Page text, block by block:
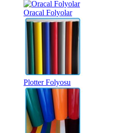
Oracal Folyolar
Plotter Folyosu